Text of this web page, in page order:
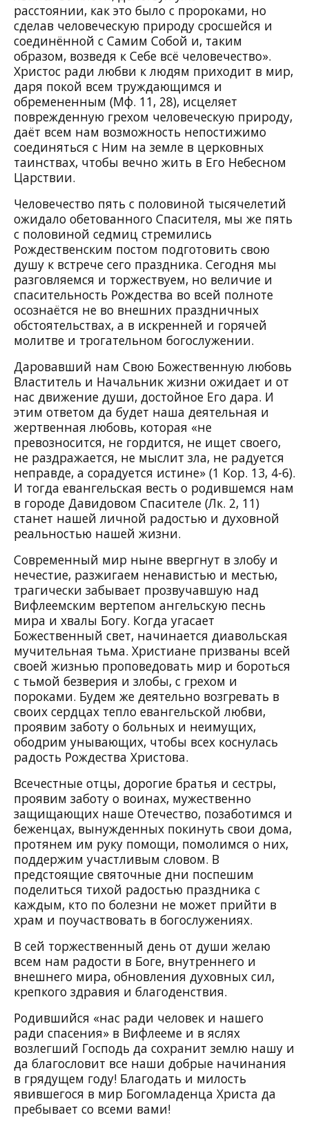
расстоянии, как это было с пророками, но
сделав человеческую природу сросшейся и
соединённой с Самим Собой и, таким
образом, возведя к Себе всё человечество».
Христос ради любви к людям приходит в мир,
даря покой всем труждающимся и
обремененным (Мф. 11, 28), исцеляет
поврежденную грехом человеческую природу,
даёт всем нам возможность непостижимо
соединяться с Ним на земле в церковных
таинствах, чтобы вечно жить в Его Небесном
Царствии.
Человечество пять с половиной тысячелетий
ожидало обетованного Спасителя, мы же пять
с половиной седмиц стремились
Рождественским постом подготовить свою
душу к встрече сего праздника. Сегодня мы
разговляемся и торжествуем, но величие и
спасительность Рождества во всей полноте
осознаётся не во внешних праздничных
обстоятельствах, а в искренней и горячей
молитве и трогательном богослужении.
Даровавший нам Свою Божественную любовь
Властитель и Начальник жизни ожидает и от
нас движение души, достойное Его дара. И
этим ответом да будет наша деятельная и
жертвенная любовь, которая «не
превозносится, не гордится, не ищет своего,
не раздражается, не мыслит зла, не радуется
неправде, а сорадуется истине» (1 Кор. 13, 4-6).
И тогда евангельская весть о родившемся нам
в городе Давидовом Спасителе (Лк. 2, 11)
станет нашей личной радостью и духовной
реальностью нашей жизни.
Современный мир ныне ввергнут в злобу и
нечестие, разжигаем ненавистью и местью,
трагически забывает прозвучавшую над
Вифлеемским вертепом ангельскую песнь
мира и хвалы Богу. Когда угасает
Божественный свет, начинается диавольская
мучительная тьма. Христиане призваны всей
своей жизнью проповедовать мир и бороться
с тьмой безверия и злобы, с грехом и
пороками. Будем же деятельно возгревать в
своих сердцах тепло евангельской любви,
проявим заботу о больных и неимущих,
ободрим унывающих, чтобы всех коснулась
радость Рождества Христова.
Всечестные отцы, дорогие братья и сестры,
проявим заботу о воинах, мужественно
защищающих наше Отечество, позаботимся и
беженцах, вынужденных покинуть свои дома,
протянем им руку помощи, помолимся о них,
поддержим участливым словом. В
предстоящие святочные дни поспешим
поделиться тихой радостью праздника с
каждым, кто по болезни не может прийти в
храм и поучаствовать в богослужениях.
В сей торжественный день от души желаю
всем нам радости в Боге, внутреннего и
внешнего мира, обновления духовных сил,
крепкого здравия и благоденствия.
Родившийся «нас ради человек и нашего
ради спасения» в Вифлееме и в яслях
возлегший Господь да сохранит землю нашу и
да благословит все наши добрые начинания
в грядущем году! Благодать и милость
явившегося в мир Богомладенца Христа да
пребывает со всеми вами!